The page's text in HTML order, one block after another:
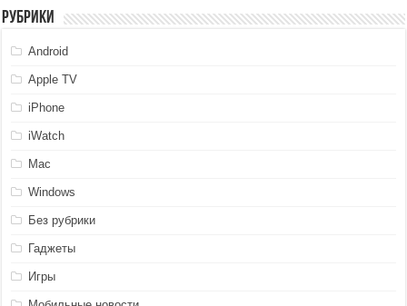
Рубрики
Android
Apple TV
iPhone
iWatch
Mac
Windows
Без рубрики
Гаджеты
Игры